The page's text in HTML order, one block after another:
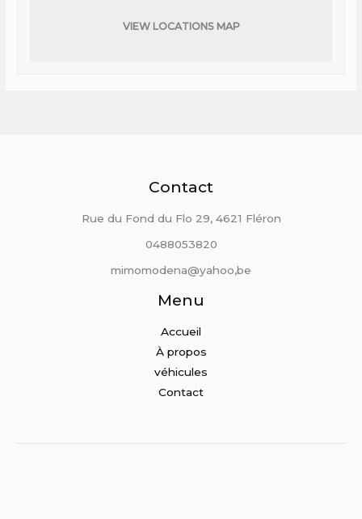
VIEW LOCATIONS MAP
Contact
Rue du Fond du Flo 29, 4621 Fléron
0488053820
mimomodena@yahoo,be
Menu
Accueil
À propos
véhicules
Contact